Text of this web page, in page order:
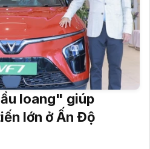
loang" giúp
lớn ở Ấn Độ